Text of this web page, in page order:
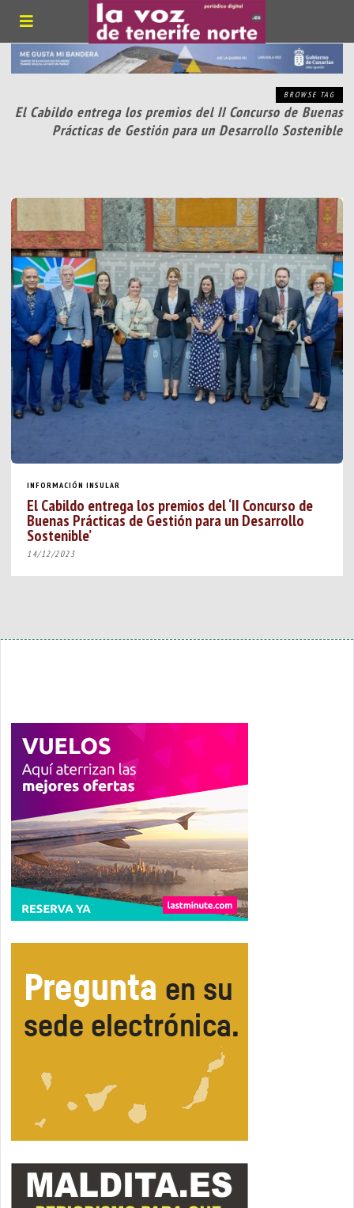
BROWSE TAG
El Cabildo entrega los premios del II Concurso de Buenas
Prácticas de Gestión para un Desarrollo Sostenible
INFORMACIÓN INSULAR
El Cabildo entrega los premios del ‘II Concurso de
Buenas Prácticas de Gestión para un Desarrollo
Sostenible’
14/12/2023